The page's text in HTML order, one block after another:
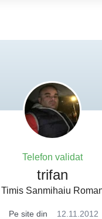
Telefon validat
trifan
Timis Sanmihaiu
Pe site din
12.11.2012